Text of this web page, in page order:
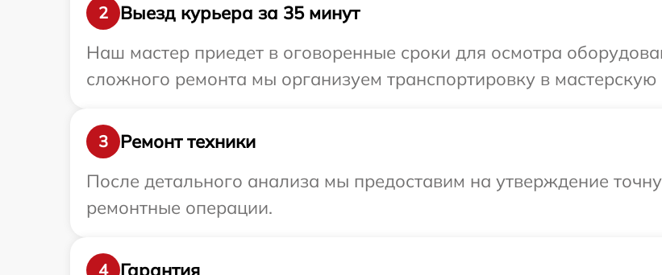
2
Выезд курьера за 35 минут
Наш мастер приедет в оговоренные сроки для осмотра
сложного ремонта мы организуем транспортировку в
3
Ремонт техники
После детального анализа мы предоставим на утверждение
ремонтные операции.
4
Гарантия